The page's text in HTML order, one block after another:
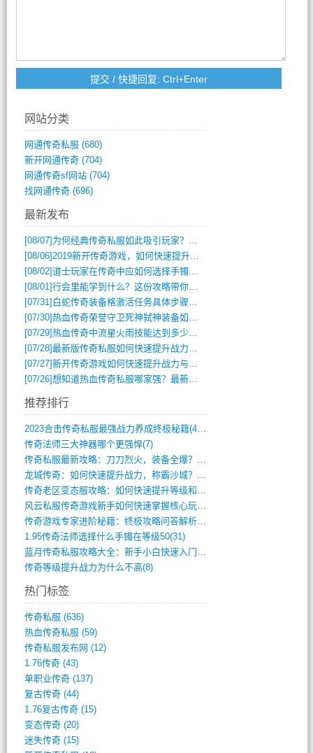
网站分类
网通传奇私服 (680)
新开网通传奇(704)
网通传奇sf网站(704)
找网通传奇(696)
最新发布
[08/07] 为何经典传奇私服如此吸引玩家？深度攻略解析
[08/06]2019新开传奇游戏，如何快速提升角色等级？
[08/02]道士玩家在传奇中应如何选择手镯装备？
[08/01]行会里能学到什么？这份攻略带你全掌握
[07/31] 白蛇传奇装备格激活任务具体步骤是什么？如何完成？
[07/30]热血传奇荣誉守卫死神弑神装备如何获取与佩戴攻略？
[07/29]热血传奇中流星火雨技能达到多少级可以开始练装备？
[07/28]最新版传奇私服如何快速提升战力与获取稀有装备？
[07/27]新开传奇游戏如何快速提升战力与获取稀有装备？
[07/26]想知道热血传奇私服哪家强？最新排行榜攻略全解析
推荐排行
2023合击传奇私服最强战力养成终极秘籍(428)
传奇法师三大神器哪个更强悍(7)
传奇私服最新攻略：刀刀烈火，装备全爆？攻(813)
龙城传奇：如何快速提升战力，称霸沙城？(802)
传奇老区变态服攻略：如何快速提升等级和战(379)
风云私服传奇游戏新手如何快速掌握核心玩法(616)
传奇游戏专家进阶秘籍：终极攻略问答解析(848)
1.95传奇法师选择什么手镯在等级50(31)
蓝月传奇私服攻略大全：新手小白快速入门指(386)
传奇等级提升战力为什么不高(8)
热门标签
传奇私服 (636)
热血传奇私服 (59)
传奇私服发布网 (12)
1.76传奇(43)
单职业传奇(137)
复古传奇(44)
1.76复古传奇(15)
变态传奇(20)
迷失传奇(15)